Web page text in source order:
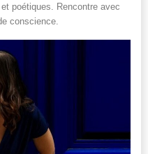
poétiques. Rencontre avec
conscience.